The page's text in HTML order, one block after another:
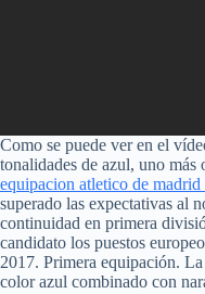
Como se puede ver en el
tonalidades de azul, uno más
equipacion atletico de madrid
superado las expectativas al
continuidad en primera
candidato los puestos
2017. Primera equipación.
color azul combinado con